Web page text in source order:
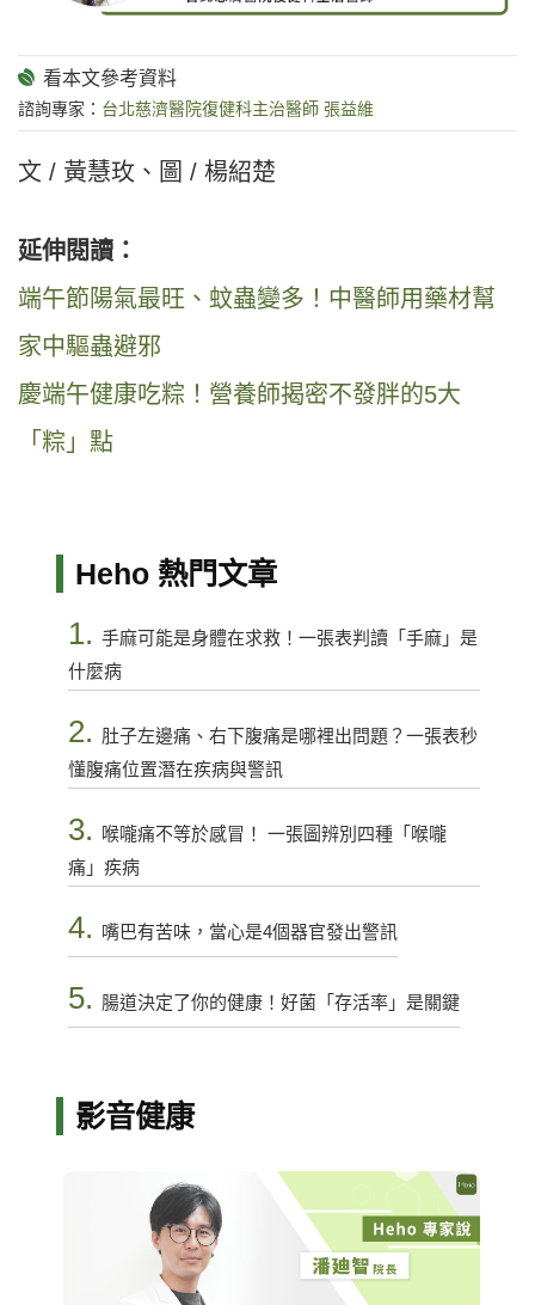
諮詢專家： 台北慈濟醫院復健科主治醫師 張益維
文 / 黃慧玫、圖 / 楊紹楚
延伸閱讀：
端午節陽氣最旺、蚊蟲變多！中醫師用藥材幫
家中驅蟲避邪
慶端午健康吃粽！營養師揭密不發胖的5大
「粽」點
Heho 熱門文章
1. 手麻可能是身體在求救！一張表判讀「手麻」是
什麼病
2. 肚子左邊痛、右下腹痛是哪裡出問題？一張表秒
懂腹痛位置潛在疾病與警訊
3.
喉嚨痛不等於感冒！ 一張圖辨別四種「喉嚨
痛」疾病
4. 嘴巴有苦味，當心是4個器官發出警訊
5. 腸道決定了你的健康！好菌「存活率」是關鍵
影音健康